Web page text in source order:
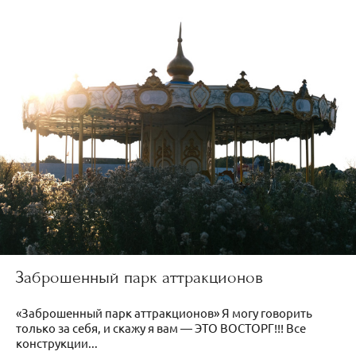
Заброшенный парк аттракционов
«Заброшенный парк аттракционов» Я могу говорить
только за себя, и скажу я вам — ЭТО ВОСТОРГ!!! Все
конструкции...